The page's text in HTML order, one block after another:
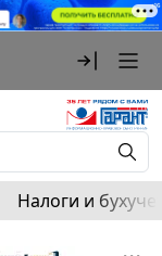
Налоги и